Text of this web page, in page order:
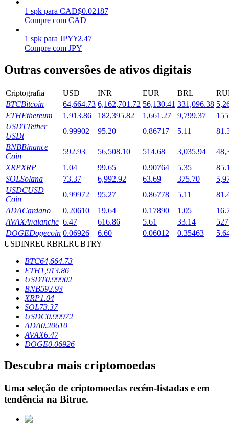
Launchpool
Staking flexível para ganhar tokens populares.
Bloqueios de BTR
Investimentos exclusivos para titulares de BTR
Empréstimos
Serviço de empréstimo apoiado por criptografia
1 spk para CAD$0.02187
Compre com CAD
1 spk para JPY¥2.47
Compre com JPY
Outras conversões de ativos digitais
Criptografia USD INR EUR BRL
BTCBitcoin 64,664.73 6,162,701.72 56,130.41 331,096.38
ETHEthereum 1,913.86 182,395.82 1,661.27 9,799.37
USDTTether
USDt
0.99902 95.20 0.86717 5.11
BNBBinance
Coin
592.93 56,508.10 514.68 3,035.94
XRPXRP 1.04 99.65 0.90764 5.35
SOLSolana 73.37 6,992.92 63.69 375.70
USDCUSD
Coin
0.99972 95.27 0.86778 5.11
ADACardano 0.20610 19.64 0.17890 1.05
AVAXAvalanche 6.47 616.86 5.61 33.14
DOGEDogecoin 0.06926 6.60 0.06012 0.35463
USDINREURBRLRUBTRY
BTC64,664.73
ETH1,913.86
USDT0.99902
BNB592.93
XRP1.04
SOL73.37
USDC0.99972
ADA0.20610
AVAX6.47
DOGE0.06926
Descubra mais criptomoedas
Uma seleção de criptomoedas recém-listadas e em
tendência na Bitrue.